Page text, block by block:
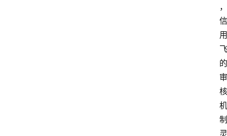
，
信
用
飞
的
审
核
机
制
灵